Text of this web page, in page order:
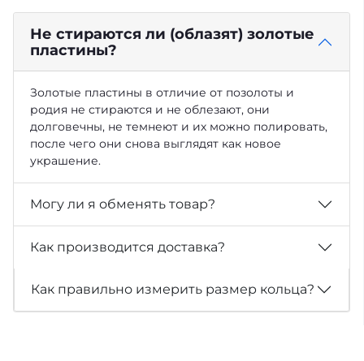
Не стираются ли (облазят) золотые
пластины?
Золотые пластины в отличие от позолоты и
родия не стираются и не облезают, они
долговечны, не темнеют и их можно полировать,
после чего они снова выглядят как новое
украшение.
Могу ли я обменять товар?
Как производится доставка?
Как правильно измерить размер кольца?